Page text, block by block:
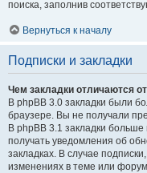
поиска, заполнив
Вернуться к началу
Подписки и закладки
Чем закладки отличаются
В phpBB 3.0 закладки были
браузере. Вы не получали
В phpBB 3.1 закладки
получать уведомления об
закладках. В случае
изменениях в теме или